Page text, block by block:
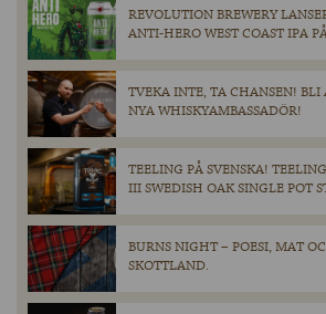
REVOLUTION BREWERY
ANTI-HERO WEST COAST IPA
TVEKA INTE, TA CHANSEN! BLI
NYA WHISKYAMBASSADÖR!
TEELING PÅ SVENSKA!
III SWEDISH OAK SINGLE POT
BURNS NIGHT – POESI, MAT
SKOTTLAND.